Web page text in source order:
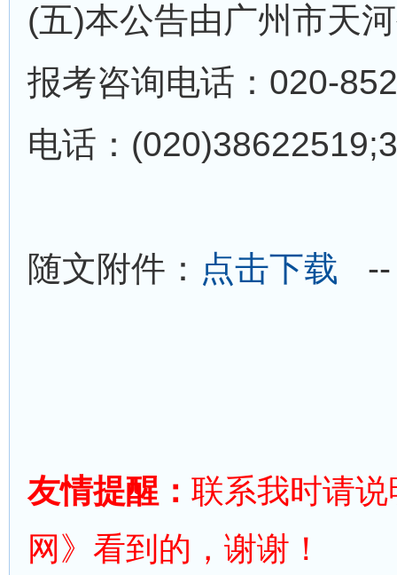
(五)本公告由广州市天
报考咨询电话：020-
电话：
随文附件： 点击下载 --
友情提醒： 联系我时请
网》看到的，谢谢！